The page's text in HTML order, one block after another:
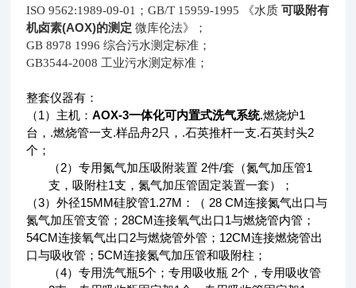
ISO 9562:1989-09-01；GB/T 15959-1995 《水质可吸附有
机卤素(AOX)的测定 微库伦法》；
GB 8978 1996 综合污水测定标准；
GB3544-2008 工业污水测定标准；
整套仪器有：
（1）主机：AOX-3一体化可内置式洗气系统.燃烧炉1
台， .燃烧管一支.样品舟2只， .石英推杆一支.石英封头2
个；
（2）专用氮气加压吸附装置 2件/套（氮气加压管1
支，吸附柱1支，氮气加压管固定装置一套）；
（3）外径15MM硅胶管1.27M ：（ 28 CM连接氮气出口与
氮气加压管支管； 28CM连接氧气出口1与燃烧管内管；
54CM连接氧气出口2与燃烧管外管； 12CM连接燃烧管出
口与吸收管；5CM连接氮气加压管和吸附柱；
（4）专用洗气瓶5个；专用吸收瓶 2个，专用吸收管